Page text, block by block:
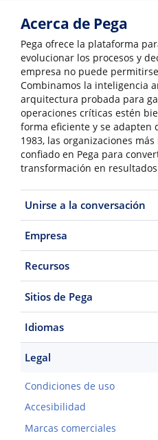
Acerca de Pega
Pega ofrece la plataforma
evolucionar los procesos y
empresa no puede
Combinamos la inteligencia
arquitectura probada para
operaciones críticas estén
forma eficiente y se adapten
1983, las organizaciones
confiado en Pega para
transformación en
Unirse a la conversación
Empresa
Recursos
Sitios de Pega
Idiomas
Legal
Condiciones de uso
Accesibilidad
Marcas comerciales